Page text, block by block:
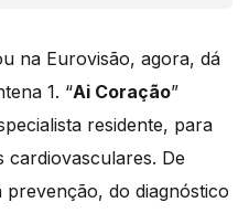
na Eurovisão, agora, dá
1. “Ai Coração”
residente, para
cardiovasculares. De
do diagnóstico